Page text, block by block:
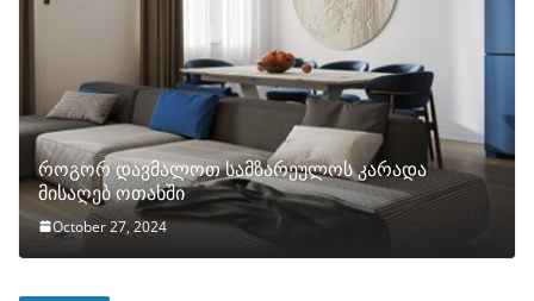
როგორ დავმალოთ სამზარეულოს კარადა
მისაღებ ოთახში
October 27, 2024